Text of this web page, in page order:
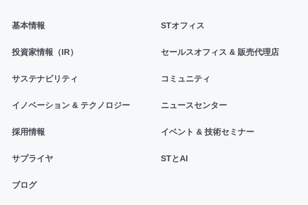
基本情報
投資家情報（IR）
サステナビリティ
イノベーション & テクノロジー
採用情報
サプライヤ
ブログ
STオフィス
セールスオフィス & 販売代理店
コミュニティ
ニュースセンター
イベント & 技術セミナー
STとAI